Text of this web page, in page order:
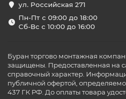
ул. Российская 271
Пн-Пт с 09:00 до 18:00
Сб-Вс с 10:00 до 16:00
Буран торгово монтажная
защищены. Предоставленная на
справочный характер.
публичной офертой,
437 ГК РФ. До оплаты товара